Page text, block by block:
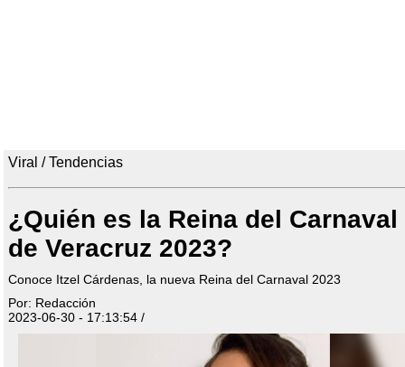
Viral / Tendencias
¿Quién es la Reina del Carnaval
de Veracruz 2023?
Conoce Itzel Cárdenas, la nueva Reina del Carnaval 2023
Por: Redacción
2023-06-30 - 17:13:54 /